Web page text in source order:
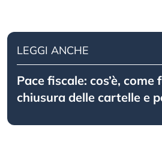
LEGGI ANCHE
Pace fiscale: cos’è,
chiusura delle cartelle e